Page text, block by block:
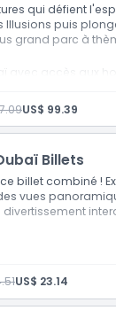
qui défient
puis
grand parc à
avec accès aux
têtes et jeux de
(durée moyenne
Lounge (jus,
US$ 99.39
Billets
billet combiné !
vues
têtes et des
aux
US$ 23.14